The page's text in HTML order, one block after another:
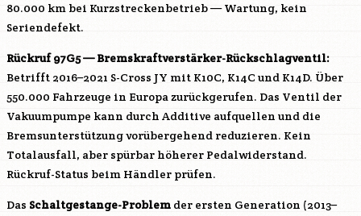
80.000 km bei Kurzstreckenbetrieb — Wartung, kein
Seriendefekt.
Rückruf 97G5 — Bremskraftverstärker-Rückschlagventil:
Betrifft 2016–2021 S-Cross JY mit K10C, K14C und K14D. Über
550.000 Fahrzeuge in Europa zurückgerufen. Das Ventil der
Vakuumpumpe kann durch Additive aufquellen und die
Bremsunterstützung vorübergehend reduzieren. Kein
Totalausfall, aber spürbar höherer Pedalwiderstand.
Rückruf-Status beim Händler prüfen.
Das Schaltgestange-Problem der ersten Generation (2013–